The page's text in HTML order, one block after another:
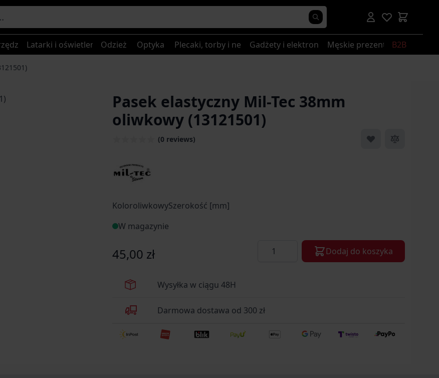
Latarki i oświetlenieOdzież Optyka Plecaki, torby i nerkiGadżety i elektronikaMęskie prezenty B2B
Pasek elastyczny Mil-Tec 38mm
oliwkowy (13121501)
(0 reviews)
KoloroliwkowySzerokość [mm]
W magazynie
45,00 zł Ilość Dodaj do koszyka
Wysyłka w ciągu 48H
Darmowa dostawa od 300 zł